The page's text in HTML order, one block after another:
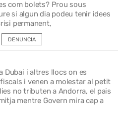
com bolets? Prou sous
si algun dia podeu tenir idees
permanent,
DENUNCIA
Dubai i altres llocs on es
i venen a molestar al petit
no tributen a Andorra, el pais
mentre Govern mira cap a